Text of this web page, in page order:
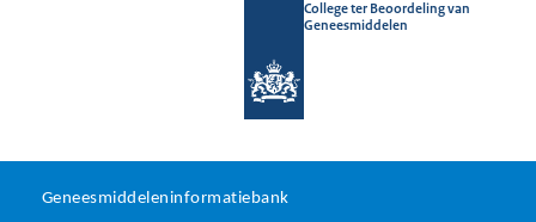
College ter Beoordeling van
Geneesmiddelen
U
Geneesmiddeleninformatiebank